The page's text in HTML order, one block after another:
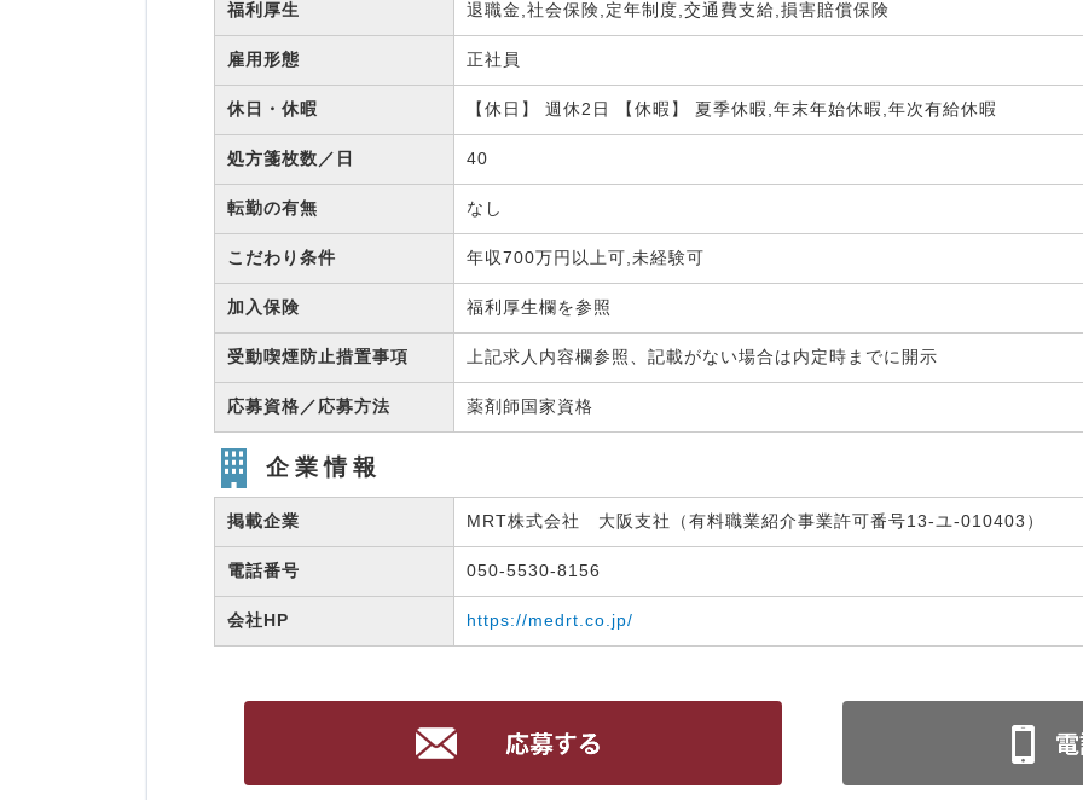
福利厚生 退職金,社会保険,定年制度,交通費支給,損害賠償保険
雇用形態 正社員
休日・休暇 【休日】 週休2日 【休暇】 夏季休暇,年末年始休暇,年次有給休暇
処方箋枚数／日 40
転勤の有無 なし
こだわり条件 年収700万円以上可,未経験可
加入保険 福利厚生欄を参照
受動喫煙防止措置事項 上記求人内容欄参照、記載がない場合は内定時までに開示
応募資格／応募方法 薬剤師国家資格
企業情報
掲載企業 MRT株式会社 大阪支社（有料職業紹介事業許可番号13-ユ-010403）
電話番号 050-5530-8156
会社HP https://medrt.co.jp/